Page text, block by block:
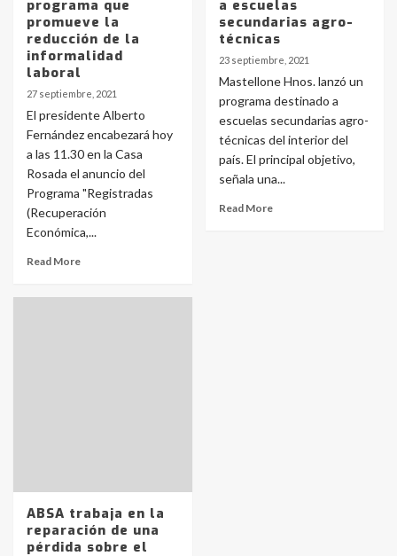
programa que
promueve la
reducción de la
informalidad
laboral
27 septiembre, 2021
El presidente Alberto
Fernández encabezará hoy
a las 11.30 en la Casa
Rosada el anuncio del
Programa "Registradas
(Recuperación
Económica,...
Read More
a escuelas
secundarias agro-
técnicas
23 septiembre, 2021
Mastellone Hnos. lanzó un
programa destinado a
escuelas secundarias agro-
técnicas del interior del
país. El principal objetivo,
señala una...
Read More
ABSA trabaja en la
reparación de una
pérdida sobre el
3
protagonistas del fatal accidente
en la mañana del lunes